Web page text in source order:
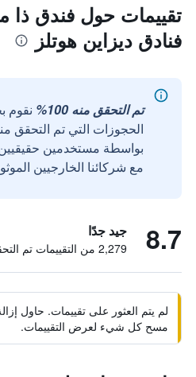
تقييمات حول فندق ذا
فنادق ديزاين هوتلز
تم التحقق منه 100%
نقوم
الحجوزات التي تم التحقق
مع شركائنا الخارجيين
8.7 جيد جدًا
2,279 من التقييمات تم التحقق منها
لم يتم العثور على تقييمات. حاول
مسح كل شيء لعرض التقييمات.